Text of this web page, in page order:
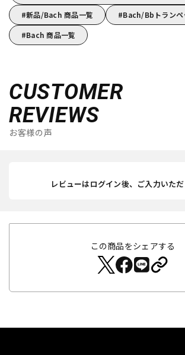
新品/Bach 商品一覧
Bach/Bbトランペ
Bach 商品一覧
CUSTOMER
REVIEWS
お客様の声
レビューはログイン後、ご入力いただ
この商品をシェアする